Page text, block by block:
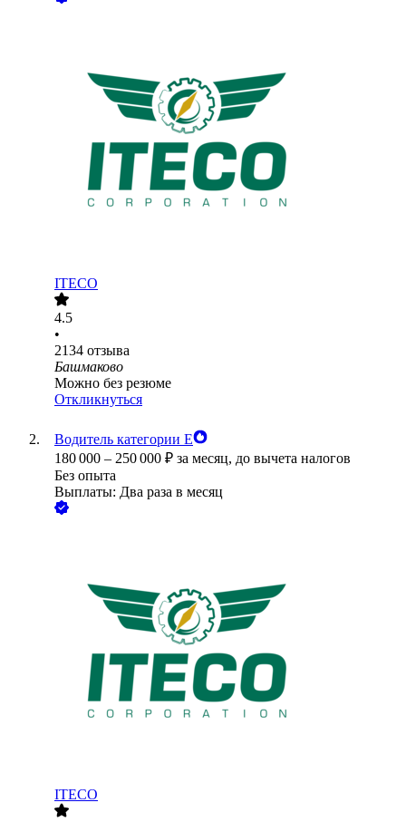
ITECO
4.5
•
2134 отзыва
Башмаково
Можно без резюме
Откликнуться
Водитель категории Е
180 000 – 250 000 ₽ за месяц, до вычета налогов
Без опыта
Выплаты: Два раза в месяц
ITECO